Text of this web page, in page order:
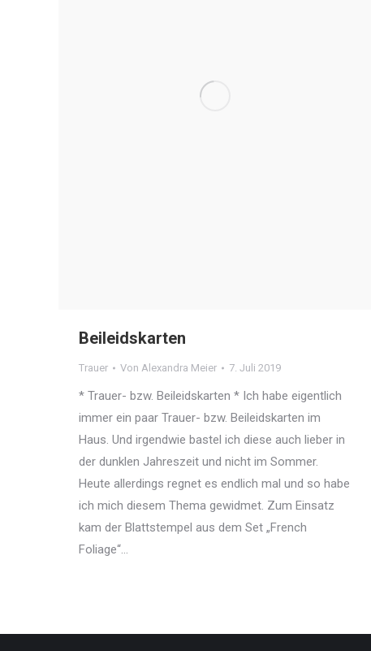
Beileidskarten
Trauer Von Alexandra Meier 7. Juli 2019
* Trauer- bzw. Beileidskarten * Ich habe eigentlich
immer ein paar Trauer- bzw. Beileidskarten im
Haus. Und irgendwie bastel ich diese auch lieber in
der dunklen Jahreszeit und nicht im Sommer.
Heute allerdings regnet es endlich mal und so habe
ich mich diesem Thema gewidmet. Zum Einsatz
kam der Blattstempel aus dem Set „French
Foliage“…